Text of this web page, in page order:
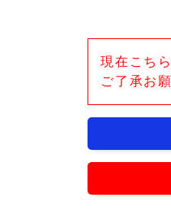
現在こち
ご了承お